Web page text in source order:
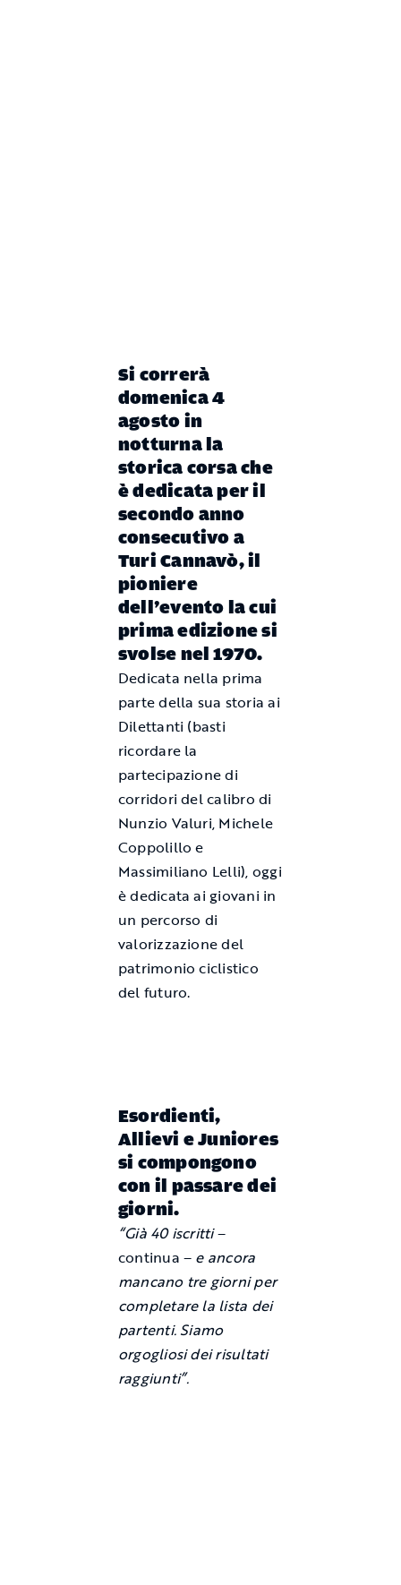
Si correrà
domenica 4
agosto in
notturna la
storica corsa che
è dedicata per il
secondo anno
consecutivo a
Turi Cannavò, il
pioniere
dell’evento la cui
prima edizione si
svolse nel 1970.
Dedicata nella prima
parte della sua storia ai
Dilettanti (basti
ricordare la
partecipazione di
corridori del calibro di
Nunzio Valuri, Michele
Coppolillo e
Massimiliano Lelli), oggi
è dedicata ai giovani in
un percorso di
valorizzazione del
patrimonio ciclistico
del futuro.
Esordienti,
Allievi e Juniores
si compongono
con il passare dei
giorni.
“Già 40 iscritti–
continua – e ancora
mancano tre giorni per
completare la lista dei
partenti. Siamo
orgogliosi dei risultati
raggiunti”.